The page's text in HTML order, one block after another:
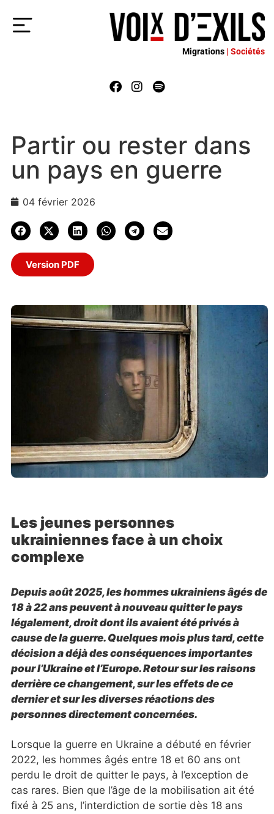
Migrations | Sociétés
Partir ou rester dans
un pays en guerre
04 février 2026
Version PDF
Les jeunes personnes
ukrainiennes face à un choix
complexe
Depuis août 2025, les hommes ukrainiens âgés de
18 à 22 ans peuvent à nouveau quitter le pays
légalement, droit dont ils avaient été privés à
cause de la guerre. Quelques mois plus tard, cette
décision a déjà des conséquences importantes
pour l’Ukraine et l’Europe. Retour sur les raisons
derrière ce changement, sur les effets de ce
dernier et sur les diverses réactions des
personnes directement concernées.
Lorsque la guerre en Ukraine a débuté en février
2022, les hommes âgés entre 18 et 60 ans ont
perdu le droit de quitter le pays, à l’exception de
cas rares. Bien que l’âge de la mobilisation ait été
fixé à 25 ans, l’interdiction de sortie dès 18 ans